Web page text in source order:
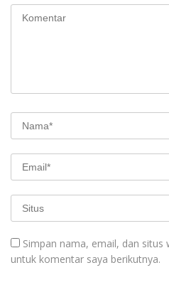
Simpan nama, email, dan situs
untuk komentar saya berikutnya.